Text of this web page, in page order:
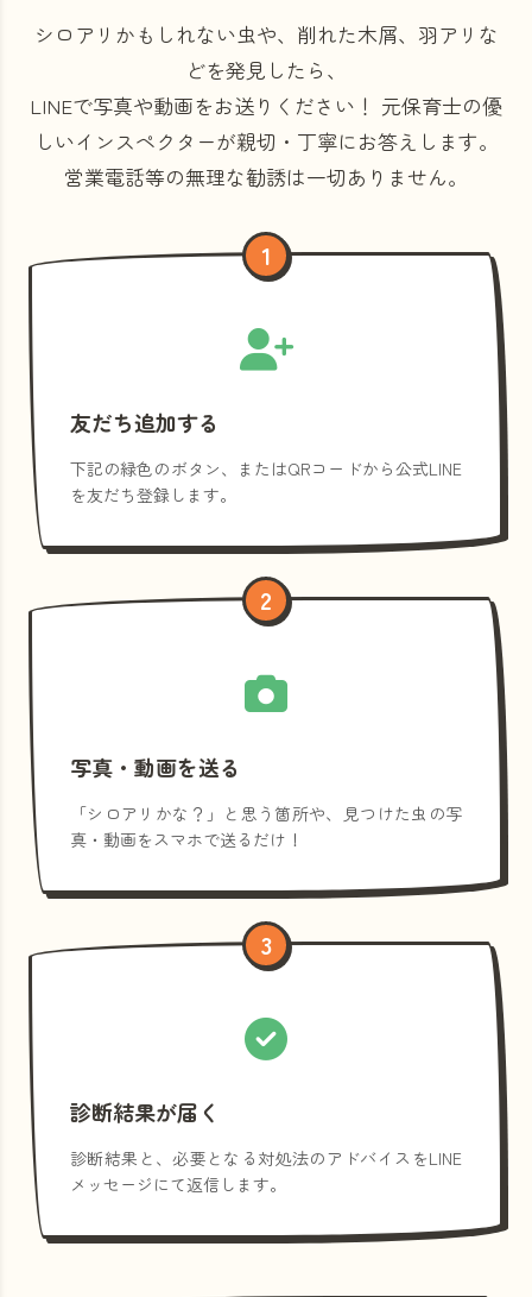
シロアリかもしれない虫や、削れた木屑、羽アリな
どを発見したら、
LINEで写真や動画をお送りください！ 元保育士の優
しいインスペクターが親切・丁寧にお答えします。
営業電話等の無理な勧誘は一切ありません。
1
友だち追加する
下記の緑色のボタン、またはQRコードから公式LINE
を友だち登録します。
2
写真・動画を送る
「シロアリかな？」と思う箇所や、見つけた虫の写
真・動画をスマホで送るだけ！
3
診断結果が届く
診断結果と、必要となる対処法のアドバイスをLINE
メッセージにて返信します。